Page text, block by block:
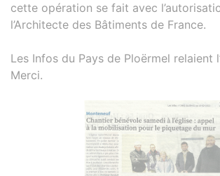
cette opération se fait avec
l’Architecte des Bâtiments de France.
Les Infos du Pays de Ploërmel relaient
Merci.